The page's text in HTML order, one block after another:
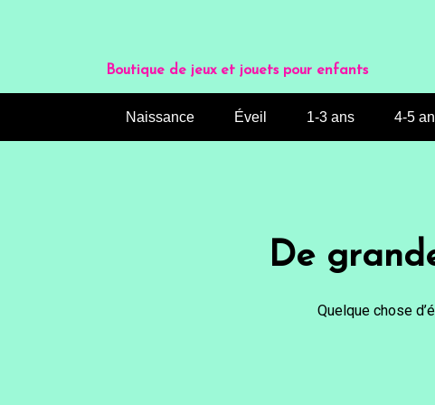
Boutique de jeux et jouets pour enfants
Naissance Éveil 1-3 ans 4-5
De
Quelque chose